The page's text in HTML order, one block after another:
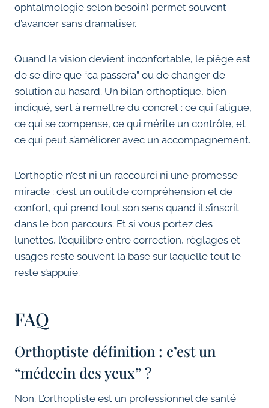
ophtalmologie selon besoin) permet souvent
d’avancer sans dramatiser.
Quand la vision devient inconfortable, le piège est
de se dire que “ça passera” ou de changer de
solution au hasard. Un bilan orthoptique, bien
indiqué, sert à remettre du concret : ce qui fatigue,
ce qui se compense, ce qui mérite un contrôle, et
ce qui peut s’améliorer avec un accompagnement.
L’orthoptie n’est ni un raccourci ni une promesse
miracle : c’est un outil de compréhension et de
confort, qui prend tout son sens quand il s’inscrit
dans le bon parcours. Et si vous portez des
lunettes, l’équilibre entre correction, réglages et
usages reste souvent la base sur laquelle tout le
reste s’appuie.
FAQ
Orthoptiste définition : c’est un
“médecin des yeux” ?
Non. L’orthoptiste est un professionnel de santé